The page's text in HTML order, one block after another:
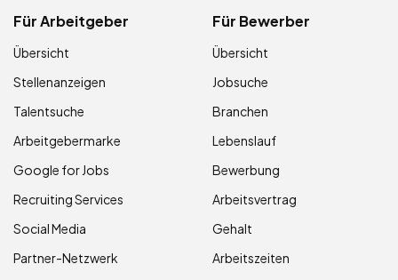
Für Arbeitgeber
Übersicht
Stellenanzeigen
Talentsuche
Arbeitgebermarke
Google for Jobs
Recruiting Services
Social Media
Partner-Netzwerk
Für Bewerber
Übersicht
Jobsuche
Branchen
Lebenslauf
Bewerbung
Arbeitsvertrag
Gehalt
Arbeitszeiten